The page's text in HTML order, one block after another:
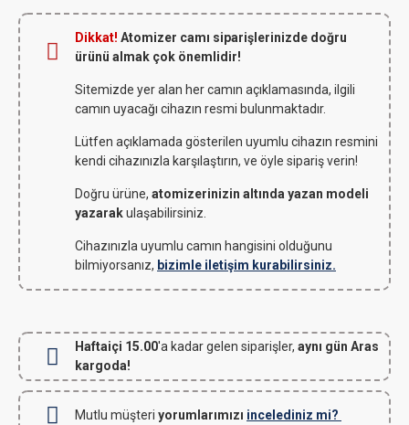
Dikkat! Atomizer camı siparişlerinizde doğru
ürünü almak çok önemlidir!
Sitemizde yer alan her camın açıklamasında, ilgili
camın uyacağı cihazın resmi bulunmaktadır.
Lütfen açıklamada gösterilen uyumlu cihazın resmini
kendi cihazınızla karşılaştırın, ve öyle sipariş verin!
Doğru ürüne, atomizerinizin altında yazan modeli
yazarakulaşabilirsiniz.
Cihazınızla uyumlu camın hangisini olduğunu
bilmiyorsanız, bizimle iletişim kurabilirsiniz.
Haftaiçi 15.00'a kadar gelen siparişler, aynı gün Aras
kargoda!
Mutlu müşteri yorumlarımızı incelediniz mi?